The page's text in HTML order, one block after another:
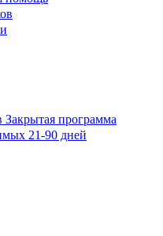
Закрытая программа
21-90 дней